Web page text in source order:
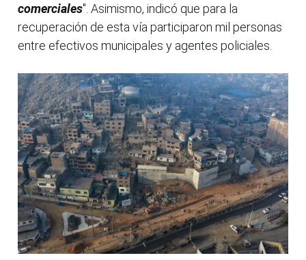
comerciales". Asimismo, indicó que para la
recuperación de esta vía participaron mil personas
entre efectivos municipales y agentes policiales.